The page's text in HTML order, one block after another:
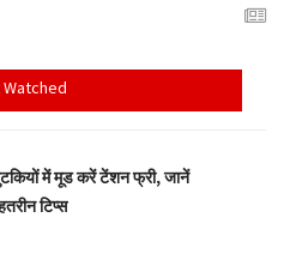
में मूड करें टेंशन फ्री, जानें
टिप्स